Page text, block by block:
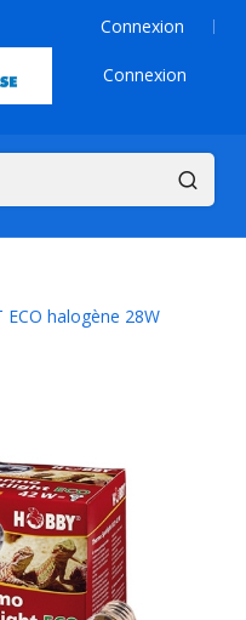
Connexion
Connexion
ECO halogène 28W